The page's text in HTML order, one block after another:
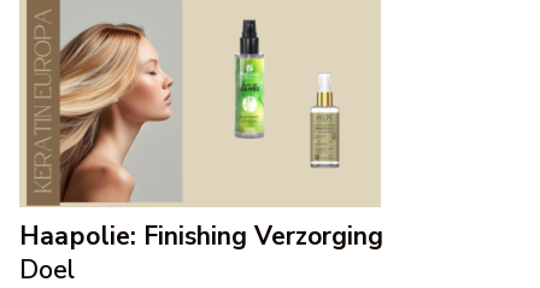
Haароlie: Finishing Verzorging
Doel